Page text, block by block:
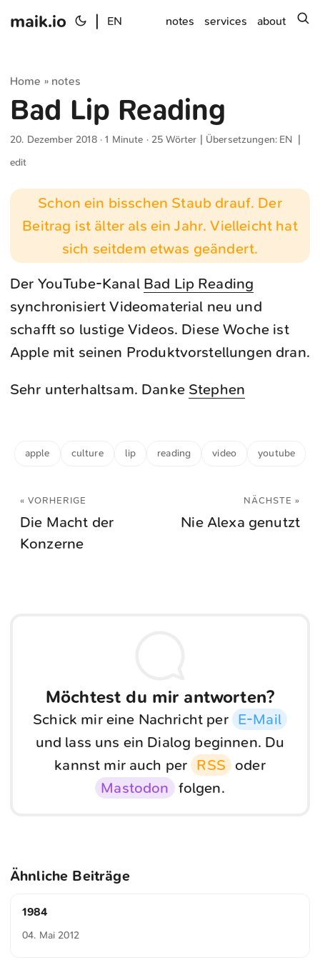
maik.io EN notes services about
Home » notes
Bad Lip Reading
20. Dezember 2018· 1 Minute · 25 Wörter | Übersetzungen: EN
edit
Schon ein bisschen Staub drauf. Der
Beitrag ist älter als ein Jahr. Vielleicht hat
sich seitdem etwas geändert.
Der YouTube-Kanal Bad Lip Reading
synchronisiert Videomaterial neu und
schafft so lustige Videos. Diese Woche ist
Apple mit seinen Produktvorstellungen dran.
Sehr unterhaltsam. Danke Stephen
apple culture lip reading video youtube
« VORHERIGE
Die Macht der
Konzerne
NÄCHSTE »
Nie Alexa genutzt
Möchtest du mir antworten?
Schick mir eine Nachricht per E-Mail
und lass uns ein Dialog beginnen. Du
kannst mir auch per RSS oder
Mastodon folgen.
Ähnliche Beiträge
1984
04. Mai 2012